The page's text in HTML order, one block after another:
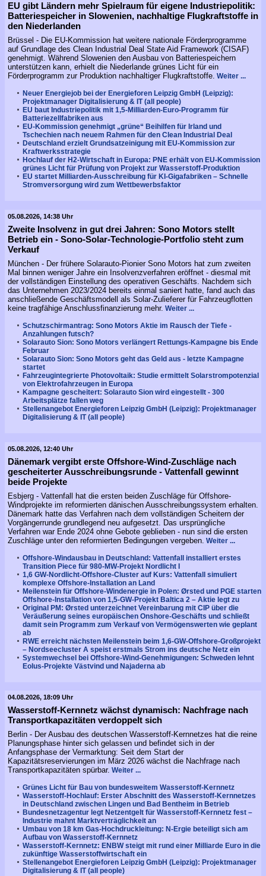
EU gibt Ländern mehr Spielraum für eigene Industriepolitik:
Batteriespeicher in Slowenien, nachhaltige Flugkraftstoffe in
den Niederlanden
Brüssel - Die EU-Kommission hat weitere nationale Förderprogramme
auf Grundlage des Clean Industrial Deal State Aid Framework (CISAF)
genehmigt. Während Slowenien den Ausbau von Batteriespeichern
unterstützen kann, erhielt die Niederlande grünes Licht für ein
Förderprogramm zur Produktion nachhaltiger Flugkraftstoffe. Weiter ...
Neuer Energiejob bei der Energieforen Leipzig GmbH (Leipzig):
Projektmanager Digitalisierung & IT (all people)
EU baut Industriepolitik mit 1,5-Milliarden-Euro-Programm für
Batteriezellfabriken aus
EU-Kommission genehmigt „grüne“ Beihilfen für Irland und
Tschechien nach neuem Rahmen für den Clean Industrial Deal
Deutschland erzielt Grundsatzeinigung mit EU-Kommission zur
Kraftwerksstrategie
Hochlauf der H2-Wirtschaft in Europa: PNE erhält von EU-Kommission
grünes Licht für Prüfung von Projekt zur Wasserstoff-Produktion
EU startet Milliarden-Ausschreibung für KI-Gigafabriken – Schnelle
Stromversorgung wird zum Wettbewerbsfaktor
05.08.2026, 14:38 Uhr
Zweite Insolvenz in gut drei Jahren: Sono Motors stellt
Betrieb ein - Sono-Solar-Technologie-Portfolio steht zum
Verkauf
München - Der frühere Solarauto-Pionier Sono Motors hat zum zweiten
Mal binnen weniger Jahre ein Insolvenzverfahren eröffnet - diesmal mit
der vollständigen Einstellung des operativen Geschäfts. Nachdem sich
das Unternehmen 2023/2024 bereits einmal saniert hatte, fand auch das
anschließende Geschäftsmodell als Solar-Zulieferer für Fahrzeugflotten
keine tragfähige Anschlussfinanzierung mehr. Weiter ...
Schutzschirmantrag: Sono Motors Aktie im Rausch der Tiefe -
Anzahlungen futsch?
Solarauto Sion: Sono Motors verlängert Rettungs-Kampagne bis Ende
Februar
Solarauto Sion: Sono Motors geht das Geld aus - letzte Kampagne
startet
Fahrzeugintegrierte Photovoltaik: Studie ermittelt Solarstrompotenzial
von Elektrofahrzeugen in Europa
Kampagne gescheitert: Solarauto Sion wird eingestellt - 300
Arbeitsplätze fallen weg
Stellenangebot Energieforen Leipzig GmbH (Leipzig): Projektmanager
Digitalisierung & IT (all people)
05.08.2026, 12:40 Uhr
Dänemark vergibt erste Offshore-Wind-Zuschläge nach
gescheiterter Ausschreibungsrunde - Vattenfall gewinnt
beide Projekte
Esbjerg - Vattenfall hat die ersten beiden Zuschläge für Offshore-
Windprojekte im reformierten dänischen Ausschreibungssystem erhalten.
Dänemark hatte das Verfahren nach dem vollständigen Scheitern der
Vorgängerrunde grundlegend neu aufgesetzt. Das ursprüngliche
Verfahren war Ende 2024 ohne Gebote geblieben - nun sind die ersten
Zuschläge unter den reformierten Bedingungen vergeben. Weiter ...
Offshore-Windausbau in Deutschland: Vattenfall installiert erstes
Transition Piece für 980-MW-Projekt Nordlicht I
1,6 GW-Nordlicht-Offshore-Cluster auf Kurs: Vattenfall simuliert
komplexe Offshore-Installation an Land
Meilenstein für Offshore-Windenergie in Polen: Ørsted und PGE starten
Offshore-Installation von 1,5-GW-Projekt Baltica 2 – Aktie legt zu
Original PM: Ørsted unterzeichnet Vereinbarung mit CIP über die
Veräußerung seines europäischen Onshore-Geschäfts und schließt
damit sein Programm zum Verkauf von Vermögenswerten wie geplant
ab
RWE erreicht nächsten Meilenstein beim 1,6-GW-Offshore-Großprojekt
– Nordseecluster A speist erstmals Strom ins deutsche Netz ein
Systemwechsel bei Offshore-Wind-Genehmigungen: Schweden lehnt
Eolus-Projekte Västvind und Najaderna ab
04.08.2026, 18:09 Uhr
Wasserstoff-Kernnetz wächst dynamisch: Nachfrage nach
Transportkapazitäten verdoppelt sich
Berlin - Der Ausbau des deutschen Wasserstoff-Kernnetzes hat die reine
Planungsphase hinter sich gelassen und befindet sich in der
Anfangsphase der Vermarktung: Seit dem Start der
Kapazitätsreservierungen im März 2026 wächst die Nachfrage nach
Transportkapazitäten spürbar. Weiter ...
Grünes Licht für Bau von bundesweitem Wasserstoff-Kernnetz
Wasserstoff-Hochlauf: Erster Abschnitt des Wasserstoff-Kernnetzes
in Deutschland zwischen Lingen und Bad Bentheim in Betrieb
Bundesnetzagentur legt Netzentgelt für Wasserstoff-Kernnetz fest –
Industrie mahnt Marktverträglichkeit an
Umbau von 18 km Gas-Hochdruckleitung: N-Ergie beteiligt sich am
Aufbau von Wasserstoff-Kernnetz
Wasserstoff-Kernnetz: ENBW steigt mit rund einer Milliarde Euro in die
zukünftige Wasserstoffwirtschaft ein
Stellenangebot Energieforen Leipzig GmbH (Leipzig): Projektmanager
Digitalisierung & IT (all people)